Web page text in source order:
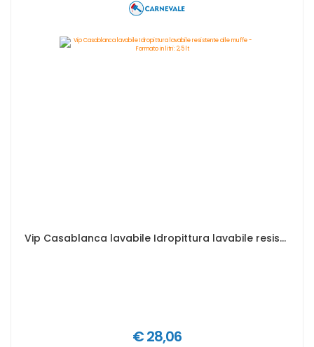
Vip Casablanca lavabile Idropittura lavabile resistente alle muffe - Formato in litri: 2,5 lt
€ 28,06